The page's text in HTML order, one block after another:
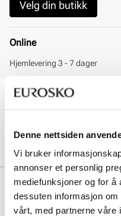
Denne nettsiden
Vi bruker
annonser et personlig
mediefunksjoner og for å
dessuten informasjon
vårt, med partnerne våre
Velg din butikk
Online
Hjemlevering 3 - 7 dager
Klikk og
Beskrivelse
Med en elegant design og